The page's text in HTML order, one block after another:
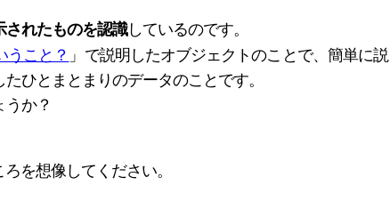
れたものを認識しているのです。
こと？ 」で説明したオブジェクトのことで、簡単に説
ひとまとまりのデータのことです。
か？
を想像してください。